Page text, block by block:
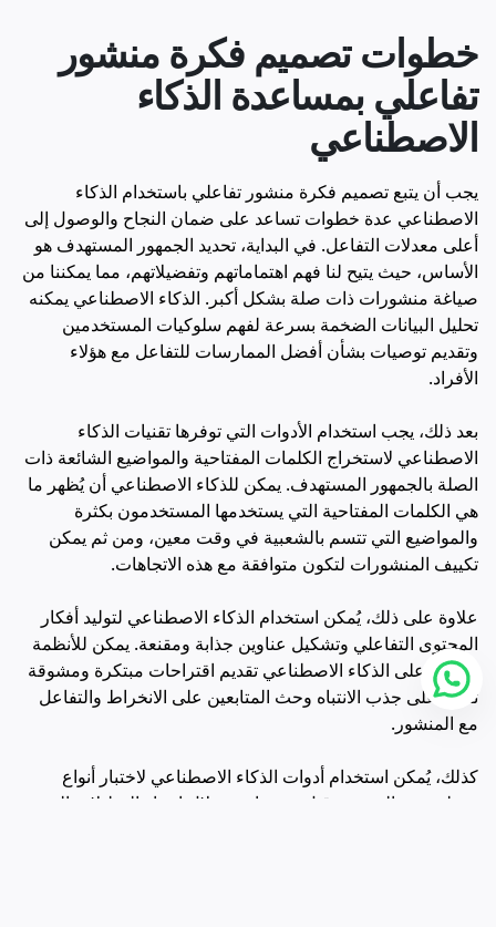
خطوات تصميم فكرة منشور
تفاعلي بمساعدة الذكاء
الاصطناعي
يجب أن يتبع تصميم فكرة منشور تفاعلي باستخدام الذكاء
الاصطناعي عدة خطوات تساعد على ضمان النجاح والوصول إلى
أعلى معدلات التفاعل. في البداية، تحديد الجمهور المستهدف هو
الأساس، حيث يتيح لنا فهم اهتماماتهم وتفضيلاتهم، مما يمكننا من
صياغة منشورات ذات صلة بشكل أكبر. الذكاء الاصطناعي يمكنه
تحليل البيانات الضخمة بسرعة لفهم سلوكيات المستخدمين
وتقديم توصيات بشأن أفضل الممارسات للتفاعل مع هؤلاء
الأفراد.
بعد ذلك، يجب استخدام الأدوات التي توفرها تقنيات الذكاء
الاصطناعي لاستخراج الكلمات المفتاحية والمواضيع الشائعة ذات
الصلة بالجمهور المستهدف. يمكن للذكاء الاصطناعي أن يُظهر ما
هي الكلمات المفتاحية التي يستخدمها المستخدمون بكثرة
والمواضيع التي تتسم بالشعبية في وقت معين، ومن ثم يمكن
تكييف المنشورات لتكون متوافقة مع هذه الاتجاهات.
علاوة على ذلك، يُمكن استخدام الذكاء الاصطناعي لتوليد أفكار
المحتوى التفاعلي وتشكيل عناوين جذابة ومقنعة. يمكن للأنظمة
القائمة على الذكاء الاصطناعي تقديم اقتراحات مبتكرة ومشوقة
تعمل على جذب الانتباه وحث المتابعين على الانخراط والتفاعل
مع المنشور.
كذلك، يُمكن استخدام أدوات الذكاء الاصطناعي لاختبار أنواع
مختلفة من المحتوى قبل نشرها من خلال إجراء التحليلات التنبؤية